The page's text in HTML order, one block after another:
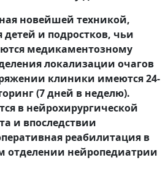
новейшей техникой,
детей и подростков, чьи
медикаментозному
локализации очагов
клиники имеются 24-
(7 дней в неделю).
в нейрохирургической
и впоследствии
реабилитация в
отделении нейропедиатрии